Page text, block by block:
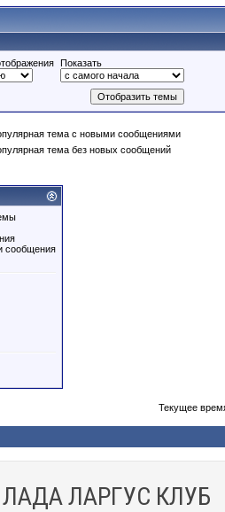
Показать
тема с новыми сообщениями
тема без новых сообщений
сообщения
Текущее
ЛАРГУС КЛУБ